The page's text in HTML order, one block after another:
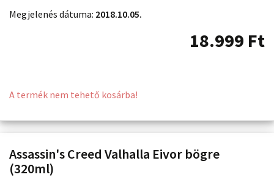
Megjelenés dátuma: 2018.10.05.
18.999 Ft
A termék nem tehető kosárba!
Assassin's Creed Valhalla Eivor bögre
(320ml)